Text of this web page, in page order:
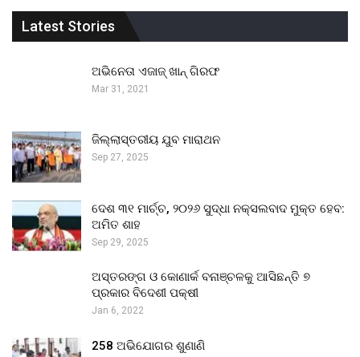
Latest Stories
ଅଭିନେତା ଏଜାଜ୍ ଖାନ୍ ଗିରଫ
Mar 31, 2021
ଜିଲ୍ଲାସ୍ତରୀୟ ଯୁବ ମାରାଥନ
Sep 27, 2025
ଦେଶ ୩୧ ମାର୍ଚ୍ଚ, ୨୦୨୬ ସୁଦ୍ଧା ନକ୍ସଲବାଦ ମୁକ୍ତ ହେବ:
ଅମିତ ଶାହ
Sep 29, 2025
ଅସ୍ତରଙ୍ଗ ଓ କୋଣାର୍କ ବନାଞ୍ଚଳକୁ ଆସିଛନ୍ତି ୭
ପ୍ରକାର ବିଦେଶୀ ପକ୍ଷୀ
Jan 6, 2022
258 ଅଭିଯୋଗର ଶୁଣାଣି